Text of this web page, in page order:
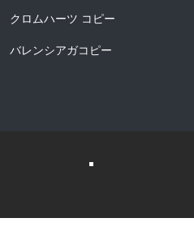
クロムハーツ コピー
バレンシアガコピー